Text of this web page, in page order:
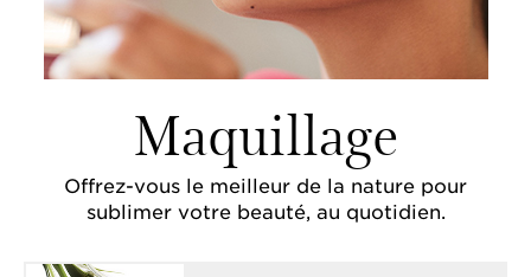
Maquillage
Offrez-vous le meilleur de la nature pour
sublimer votre beauté, au quotidien.